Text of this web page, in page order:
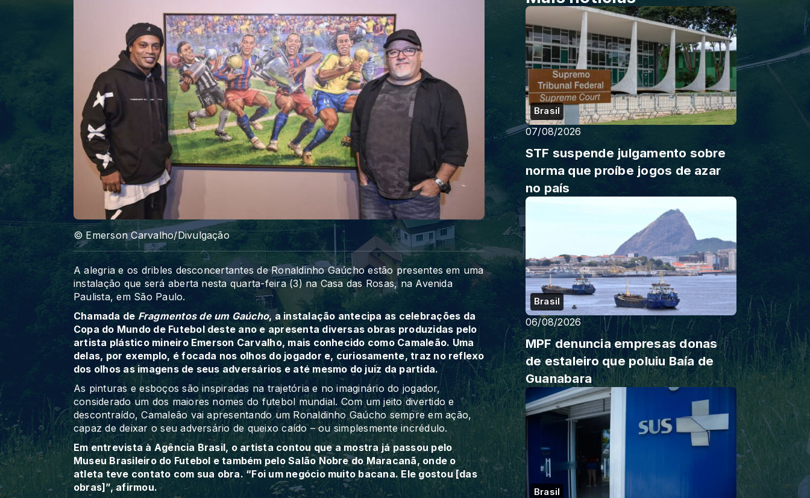
© Emerson Carvalho/Divulgação
A alegria e os dribles desconcertantes de Ronaldinho Gaúcho estão presentes em uma
instalação que será aberta nesta quarta-feira (3) na Casa das Rosas, na Avenida
Paulista, em São Paulo.
Chamada de Fragmentos de um Gaúcho, a instalação antecipa as celebrações da
Copa do Mundo de Futebol deste ano e apresenta diversas obras produzidas pelo
artista plástico mineiro Emerson Carvalho, mais conhecido como Camaleão. Uma
delas, por exemplo, é focada nos olhos do jogador e, curiosamente, traz no reflexo
dos olhos as imagens de seus adversários e até mesmo do juiz da partida.
As pinturas e esboços são inspiradas na trajetória e no imaginário do jogador,
considerado um dos maiores nomes do futebol mundial. Com um jeito divertido e
descontraído, Camaleão vai apresentando um Ronaldinho Gaúcho sempre em ação,
capaz de deixar o seu adversário de queixo caído – ou simplesmente incrédulo.
Em entrevista à Agência Brasil, o artista contou que a mostra já passou pelo
Museu Brasileiro do Futebol e também pelo Salão Nobre do Maracanã, onde o
atleta teve contato com sua obra. “Foi um negócio muito bacana. Ele gostou [das
obras]”, afirmou.
Brasil
07/08/2026
STF suspende julgamento sobre
norma que proíbe jogos de azar
no país
Brasil
06/08/2026
MPF denuncia empresas donas
de estaleiro que poluiu Baía de
Guanabara
Brasil